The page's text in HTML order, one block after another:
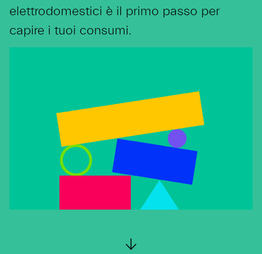
elettrodomestici è il primo passo per
capire i tuoi consumi.